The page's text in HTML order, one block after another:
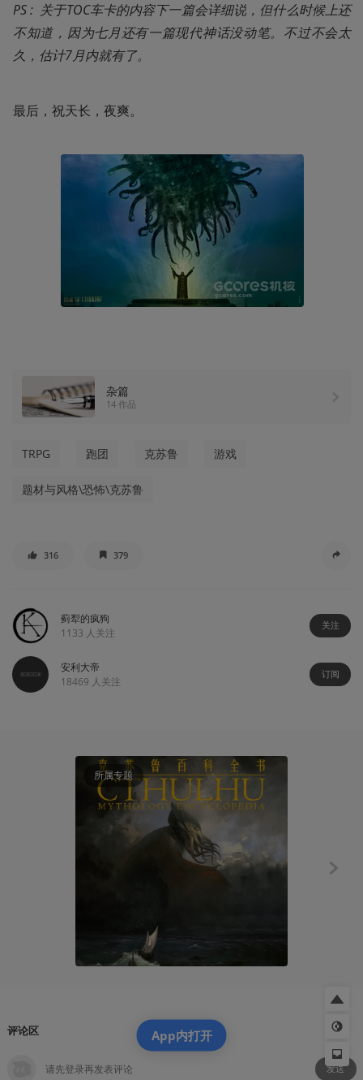
PS :  关于TOC车卡的内容下一篇会详细说，但什么时候上还
不知道，因为七月还有一篇现代神话没动笔。不过不会太
久，估计7月内就有了。
最后，祝天长，夜爽。
杂篇
14 作品
TRPG 跑团 克苏鲁 游戏
题材与风格\恐怖\克苏鲁
316 379
蓟犁的疯狗
1133 人关注
关注
安利大帝
18469 人关注
订阅
所属专题
创作笔记
评论区
发送
App内打开